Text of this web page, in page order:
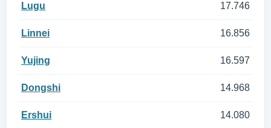
Lugu 17.746
Linnei 16.856
Yujing 16.597
Dongshi 14.968
Ershui 14.080